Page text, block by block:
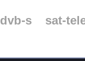
dvb-s
sat-